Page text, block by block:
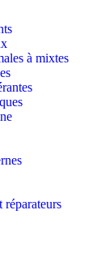
à mixtes
réparateurs